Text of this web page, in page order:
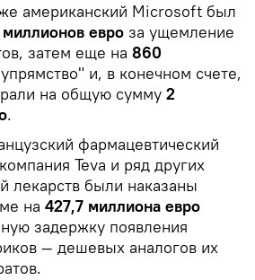
американский Microsoft был
евро за ущемление
затем еще на 860
и, в конечном счете,
на общую сумму 2
.
фармацевтический
Teva и ряд других
лекарств были наказаны
на 427,7 миллиона евро
задержку появления
— дешевых аналогов их